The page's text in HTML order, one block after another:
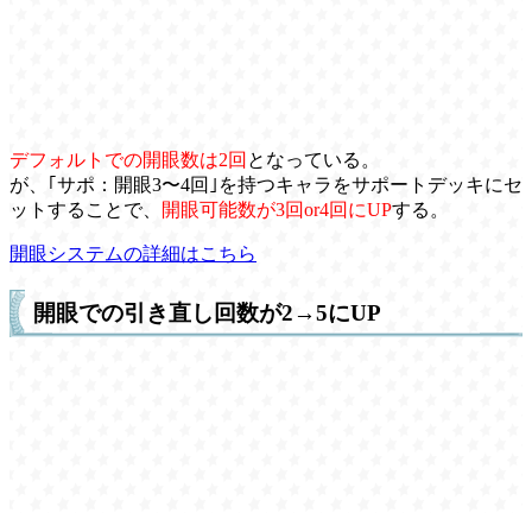
デフォルトでの開眼数は2回 となっている。
が、｢サポ：開眼3〜4回｣を持つキャラをサポートデッキにセ
ットすることで、
開眼可能数が3回or4回にUPする。
開眼システムの詳細はこちら
開眼での引き直し回数が2→5にUP